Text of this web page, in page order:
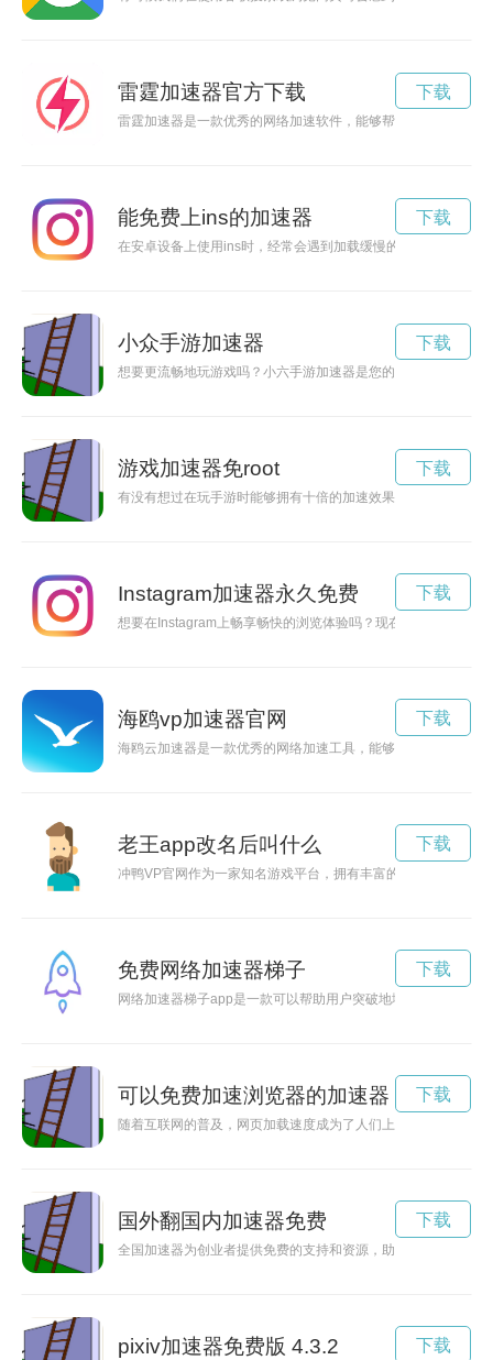
雷霆加速器官方下载
雷霆加速器是一款优秀的网络加速软件，能够帮助用户解决网
下载
能免费上ins的加速器
在安卓设备上使用ins时，经常会遇到加载缓慢的问题，而安卓
下载
小众手游加速器
想要更流畅地玩游戏吗？小六手游加速器是您的不二选择，快
下载
游戏加速器免root
有没有想过在玩手游时能够拥有十倍的加速效果？现在有了免
下载
Instagram加速器永久免费
想要在Instagram上畅享畅快的浏览体验吗？现在，OPPO手机
下载
海鸥vp加速器官网
海鸥云加速器是一款优秀的网络加速工具，能够有效提升网络
下载
老王app改名后叫什么
冲鸭VP官网作为一家知名游戏平台，拥有丰富的游戏资源和独
下载
免费网络加速器梯子
网络加速器梯子app是一款可以帮助用户突破地域限制，快速
下载
可以免费加速浏览器的加速器
随着互联网的普及，网页加载速度成为了人们上网体验的重要
下载
国外翻国内加速器免费
全国加速器为创业者提供免费的支持和资源，助力他们在创业
下载
pixiv加速器免费版 4.3.2 下载